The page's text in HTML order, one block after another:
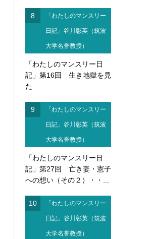
8 「わたしのマンスリー
日記」谷川彰英（筑波
大学名誉教授）
「わたしのマンスリー日
記」第16回 生き地獄を見
た
9 「わたしのマンスリー
日記」谷川彰英（筑波
大学名誉教授）
「わたしのマンスリー日
記」第27回 亡き妻・憲子
への想い（その２）・・...
10 「わたしのマンスリー
日記」谷川彰英（筑波
大学名誉教授）